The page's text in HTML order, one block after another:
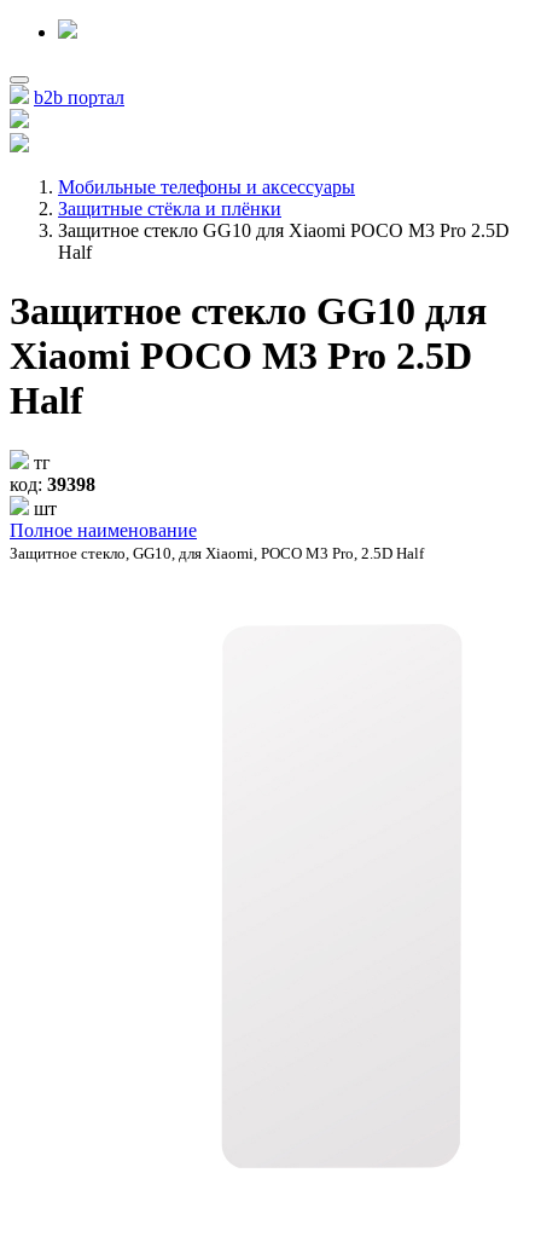
b2b портал
Мобильные телефоны и аксессуары
Защитные стёкла и плёнки
Защитное стекло GG10 для Xiaomi POCO M3 Pro 2.5D
Half
Защитное стекло GG10 для
Xiaomi POCO M3 Pro 2.5D
Half
тг
код: 39398
шт
Полное наименование
Защитное стекло, GG10, для Xiaomi, POCO M3 Pro, 2.5D Half